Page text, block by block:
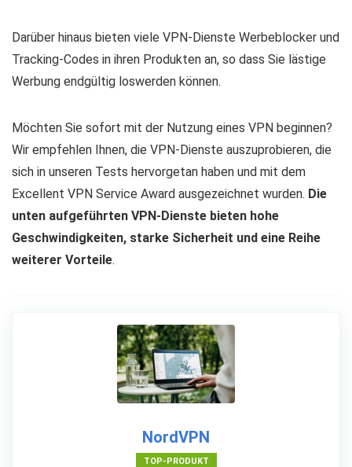
Darüber hinaus bieten viele VPN-Dienste Werbeblocker und
Tracking-Codes in ihren Produkten an, so dass Sie lästige
Werbung endgültig loswerden können.
Möchten Sie sofort mit der Nutzung eines VPN beginnen?
Wir empfehlen Ihnen, die VPN-Dienste auszuprobieren, die
sich in unseren Tests hervorgetan haben und mit dem
Excellent VPN Service Award ausgezeichnet wurden. Die
unten aufgeführten VPN-Dienste bieten hohe
Geschwindigkeiten, starke Sicherheit und eine Reihe
weiterer Vorteile.
NordVPN
TOP-PRODUKT